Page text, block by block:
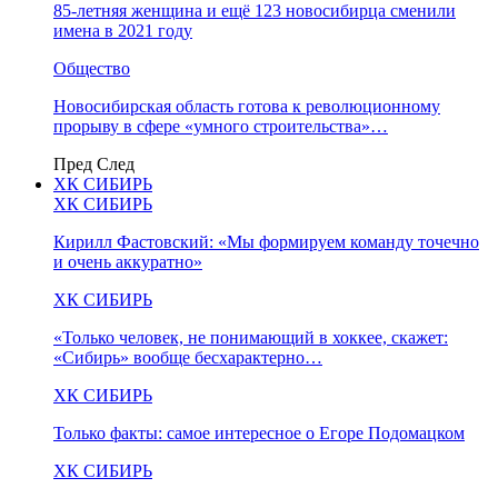
85-летняя женщина и ещё 123 новосибирца сменили
имена в 2021 году
Общество
Новосибирская область готова к революционному
прорыву в сфере «умного строительства»…
Пред След
ХК СИБИРЬ
ХК СИБИРЬ
Кирилл Фастовский: «Мы формируем команду точечно
и очень аккуратно»
ХК СИБИРЬ
«Только человек, не понимающий в хоккее, скажет:
«Сибирь» вообще бесхарактерно…
ХК СИБИРЬ
Только факты: самое интересное о Егоре Подомацком
ХК СИБИРЬ